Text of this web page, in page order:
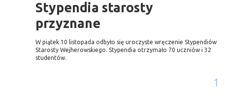
Stypendia starosty
przyznane
W piątek 10 listopada odbyło się uroczyste wręczenie Stypendiów
Starosty Wejherowskiego. Stypendia otrzymało 70 uczniów i 32
studentów.
1